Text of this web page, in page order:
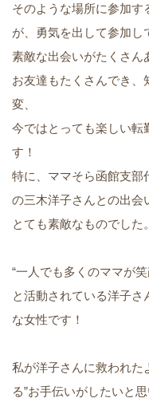
そのような場所に参加す
が、勇気を出して参加し
素敵な出会いがたくさん
お友達もたくさんでき、
変、
今ではとっても楽しい転
す！
特に、ママそら函館支部
の三木洋子さんとの出会
とても素敵なものでした。
“一人でも多くのママが
と活動されている洋子さ
な女性です！
私が洋子さんに救われた
る”お手伝いがしたいと思